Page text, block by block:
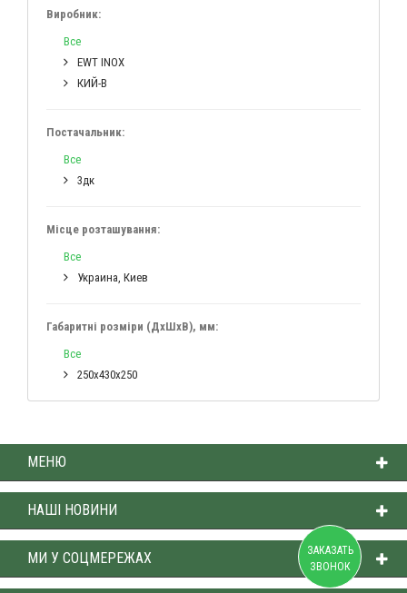
Виробник:
Все
EWT INOX
КИЙ-В
Постачальник:
Все
3дк
Місце розташування:
Все
Украина, Киев
Габаритні розміри (ДхШхВ), мм:
Все
250x430x250
ЗАКАЗАТЬ
ЗВОНОК
МЕНЮ
НАШІ НОВИНИ
МИ У СОЦМЕРЕЖАХ